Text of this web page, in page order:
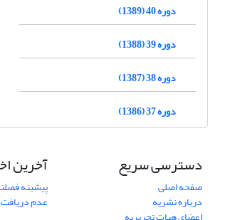
دوره 40 (1389)
دوره 39 (1388)
دوره 38 (1387)
دوره 37 (1386)
دسترسی سریع
صفحه اصلی
درباره نشریه
آخرین
پیشینه
عدم دریافت